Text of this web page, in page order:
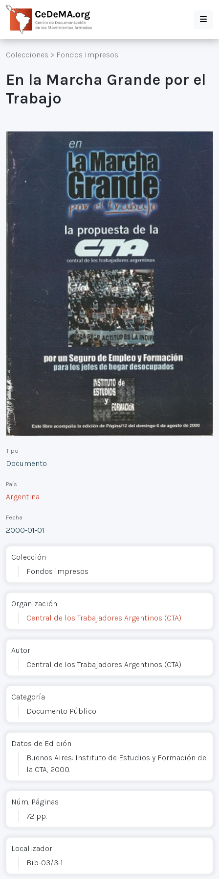
Colecciones > Fondos Impresos
En la Marcha Grande por el
Trabajo
Tipo
Documento
País
Argentina
Fecha
2000-01-01
Colección
Fondos impresos
Organización
Central de los Trabajadores Argentinos (CTA)
Autor
Central de los Trabajadores Argentinos (CTA)
Categoría
Documento Público
Datos de Edición
Buenos Aires: Instituto de Estudios y Formación de
la CTA, 2000.
Núm. Páginas
72 pp.
Localizador
Bib-03/3-1